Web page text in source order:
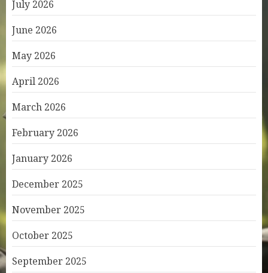
July 2026
June 2026
May 2026
April 2026
March 2026
February 2026
January 2026
December 2025
November 2025
October 2025
September 2025